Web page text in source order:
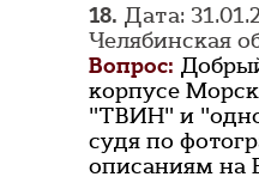
18. Дата:
Челябинская
Вопрос:
корпусе
"ТВИН" и
судя по
описаниям на